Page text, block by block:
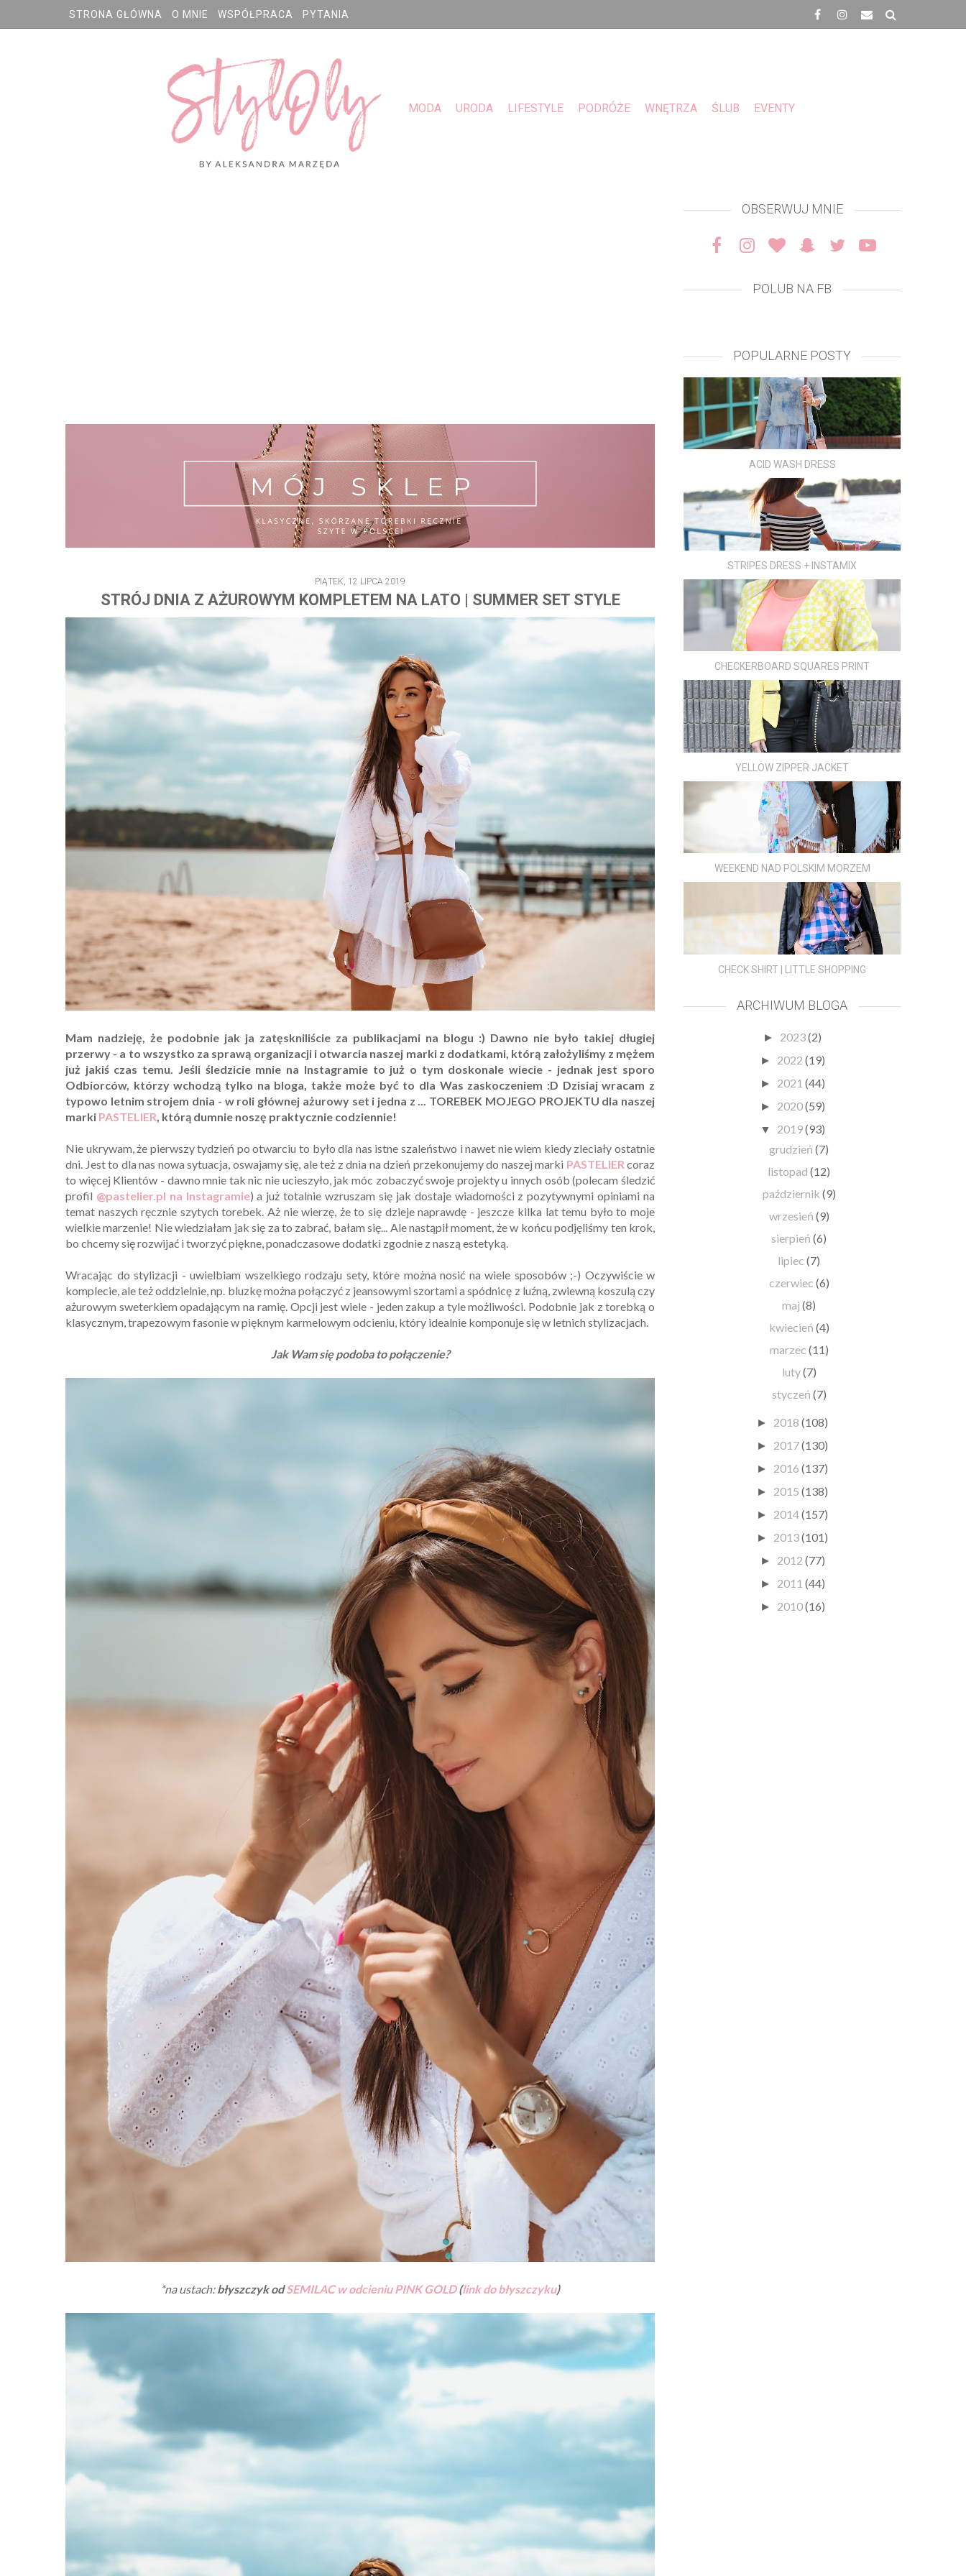
STRONA GŁÓWNA O MNIE WSPÓŁPRACA PYTANIA
MODA URODA LIFESTYLE PODRÓŻE WNĘTRZA ŚLUB EVENTY
PIĄTEK, 12 LIPCA 2019
STRÓJ DNIA Z AŻUROWYM KOMPLETEM NA LATO | SUMMER SET STYLE
Mam nadzieję, że podobnie jak ja zatęskniliście za publikacjami na blogu :) Dawno nie było takiej długiej
przerwy - a to wszystko za sprawą organizacji i otwarcia naszej marki z dodatkami, którą założyliśmy z mężem
już jakiś czas temu. Jeśli śledzicie mnie na Instagramie to już o tym doskonale wiecie - jednak jest sporo
Odbiorców, którzy wchodzą tylko na bloga, także może być to dla Was zaskoczeniem :D Dzisiaj wracam z
typowo letnim strojem dnia - w roli głównej ażurowy set i jedna z ... TOREBEK MOJEGO PROJEKTU dla naszej
marki PASTELIER , którą dumnie noszę praktycznie codziennie!
Nie ukrywam, że pierwszy tydzień po otwarciu to było dla nas istne szaleństwo i nawet nie wiem kiedy zleciały ostatnie
dni. Jest to dla nas nowa sytuacja, oswajamy się, ale też z dnia na dzień przekonujemy do naszej marki PASTELIER coraz
to więcej Klientów - dawno mnie tak nic nie ucieszyło, jak móc zobaczyć swoje projekty u innych osób (polecam śledzić
profil @pastelier.pl na Instagramie) a już totalnie wzruszam się jak dostaje wiadomości z pozytywnymi opiniami na
temat naszych ręcznie szytych torebek. Aż nie wierzę, że to się dzieje naprawdę - jeszcze kilka lat temu było to moje
wielkie marzenie! Nie wiedziałam jak się za to zabrać, bałam się... Ale nastąpił moment, że w końcu podjęliśmy ten krok,
bo chcemy się rozwijać i tworzyć piękne, ponadczasowe dodatki zgodnie z naszą estetyką.
Wracając do stylizacji - uwielbiam wszelkiego rodzaju sety, które można nosić na wiele sposobów ;-) Oczywiście w
komplecie, ale też oddzielnie, np. bluzkę można połączyć z jeansowymi szortami a spódnicę z luźną, zwiewną koszulą czy
ażurowym sweterkiem opadającym na ramię. Opcji jest wiele - jeden zakup a tyle możliwości. Podobnie jak z torebką o
klasycznym, trapezowym fasonie w pięknym karmelowym odcieniu, który idealnie komponuje się w letnich stylizacjach.
Jak Wam się podoba to połączenie?
*na ustach:błyszczyk odSEMILAC w odcieniu PINK GOLD(link do błyszczyku)
OBSERWUJ MNIE
POLUB NA FB
POPULARNE POSTY
ACID WASH DRESS
STRIPES DRESS + INSTAMIX
CHECKERBOARD SQUARES PRINT
YELLOW ZIPPER JACKET
WEEKEND NAD POLSKIM MORZEM
CHECK SHIRT | LITTLE SHOPPING
ARCHIWUM BLOGA
► 2023(2)
► 2022 (19)
► 2021 (44)
► 2020(59)
▼ 2019(93)
grudzień(7)
listopad(12)
październik (9)
wrzesień (9)
sierpień(6)
lipiec(7)
czerwiec (6)
maj(8)
kwiecień (4)
marzec (11)
luty(7)
styczeń (7)
► 2018 (108)
► 2017(130)
► 2016 (137)
► 2015 (138)
► 2014(157)
► 2013(101)
► 2012 (77)
► 2011 (44)
► 2010(16)